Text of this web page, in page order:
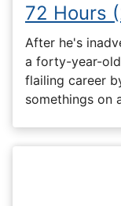
72 Hours
After he's
a forty-year-
flailing career
somethings on